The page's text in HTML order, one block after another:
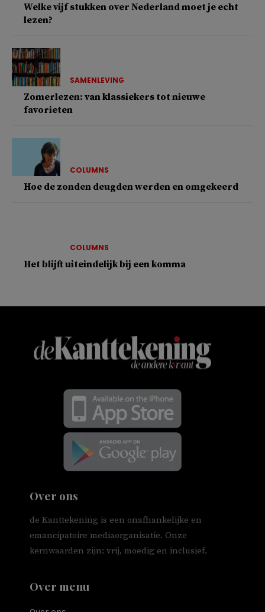
Welke vijf stukken over Nederland moet je echt
lezen?
SAMENLEVING
Zomerlezen: van klassiekers tot nieuwe
favorieten
COLUMNS
Hoe de zonden deugden werden en omgekeerd
COLUMNS
Het blijft uiteindelijk bij een komma
Over ons
de Kanttekening is een onafhankelijke en
emancipatoire mediaorganisatie. Onze
kernwaarden zijn: vrij, moedig en inclusief.
Over menu